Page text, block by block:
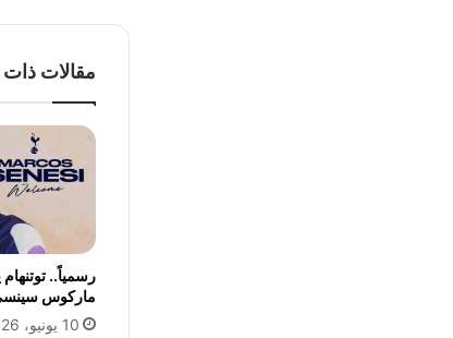
مقالات
رسمياً..
ماركوس
10 يونيو، 2026